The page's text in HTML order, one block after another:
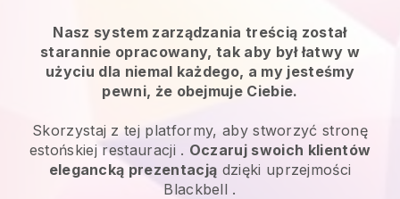
Nasz system zarządzania treścią został
starannie opracowany, tak aby był łatwy w
użyciu dla niemal każdego, a my jesteśmy
pewni, że obejmuje Ciebie.
Skorzystaj z tej platformy, aby stworzyć stronę
estońskiej restauracji . Oczaruj swoich klientów
elegancką prezentacją dzięki uprzejmości
Blackbell .